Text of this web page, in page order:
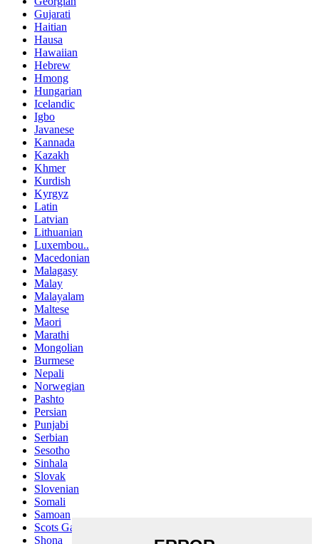
Gujarati
Haitian
Hausa
Hawaiian
Hebrew
Hmong
Hungarian
Icelandic
Igbo
Javanese
Kannada
Kazakh
Khmer
Kurdish
Kyrgyz
Latin
Latvian
Lithuanian
Luxembou..
Macedonian
Malagasy
Malay
Malayalam
Maltese
Maori
Marathi
Mongolian
Burmese
Nepali
Norwegian
Pashto
Persian
Punjabi
Serbian
Sesotho
Sinhala
Slovak
Slovenian
Somali
Samoan
Scots Gaelic
Shona